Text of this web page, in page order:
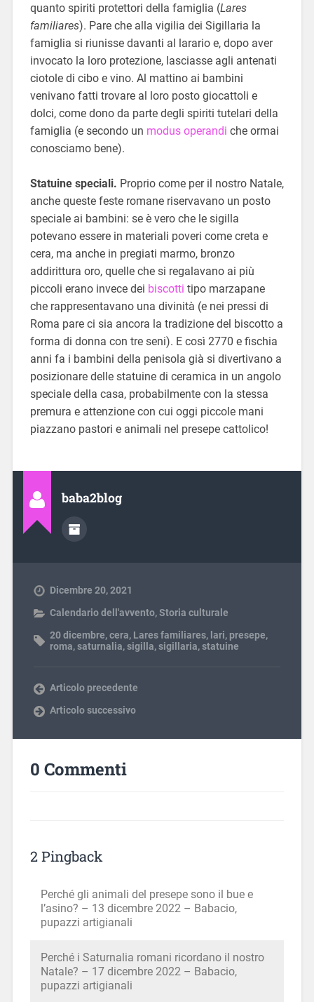
quanto spiriti protettori della famiglia (Lares
familiares). Pare che alla vigilia dei Sigillaria la
famiglia si riunisse davanti al larario e, dopo aver
invocato la loro protezione, lasciasse agli antenati
ciotole di cibo e vino. Al mattino ai bambini
venivano fatti trovare al loro posto giocattoli e
dolci, come dono da parte degli spiriti tutelari della
famiglia (e secondo un modus operandi che ormai
conosciamo bene).
Statuine speciali. Proprio come per il nostro Natale,
anche queste feste romane riservavano un posto
speciale ai bambini: se è vero che le sigilla
potevano essere in materiali poveri come creta e
cera, ma anche in pregiati marmo, bronzo
addirittura oro, quelle che si regalavano ai più
piccoli erano invece dei biscotti tipo marzapane
che rappresentavano una divinità (e nei pressi di
Roma pare ci sia ancora la tradizione del biscotto a
forma di donna con tre seni). E così 2770 e fischia
anni fa i bambini della penisola già si divertivano a
posizionare delle statuine di ceramica in un angolo
speciale della casa, probabilmente con la stessa
premura e attenzione con cui oggi piccole mani
piazzano pastori e animali nel presepe cattolico!
baba2blog
Dicembre 20, 2021
Calendario dell'avvento,Storia culturale
20 dicembre,cera, Lares familiares, lari, presepe,
roma,saturnalia,sigilla,sigillaria,statuine
Articolo precedente
Articolo successivo
0 Commenti
2 Pingback
Perché gli animali del presepe sono il bue e
l’asino? – 13 dicembre 2022 – Babacio,
pupazzi artigianali
Perché i Saturnalia romani ricordano il nostro
Natale? – 17 dicembre 2022 – Babacio,
pupazzi artigianali